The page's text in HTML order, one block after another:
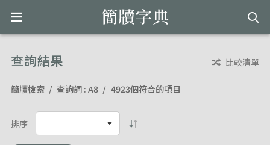
比較清單
查詢結果
簡牘檢索 查詢詞 : A8 4923個符合的項目
排序